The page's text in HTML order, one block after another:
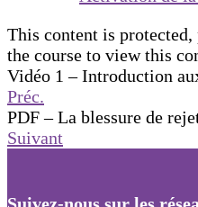
This content is protected,
the course to view this
Vidéo 1 – Introduction
Préc.
PDF – La blessure de
Suivant